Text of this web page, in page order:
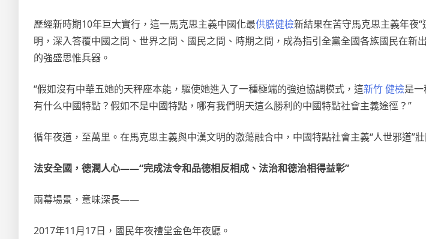
歷經新時期10年巨大實行，這一馬克思主義中國化最供膳健檢新結果在苦守馬克思主義年夜
明，深入答覆中國之問、世界之問、國民之問、時期之問，成為指引全黨全國各族國民在新
的強盛思惟兵器。
“假如沒有中華五她的天秤座本能，驅使她進入了一種極端的強迫協調模式，這新竹 健檢是
有什么中國特點？假如不是中國特點，哪有我們明天這么勝利的中國特點社會主義途徑？”
循年夜道，至萬里。在馬克思主義與中漢文明的激蕩融合中，中國特點社會主義“人世邪道”壯
法安全國，德潤人心——“完成法令和品德相反相成、法治和德治相得益彰”
兩幕場景，意味深長——
2017年11月17日，國民年夜禮堂金色年夜廳。